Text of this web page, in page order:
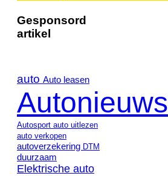
Gesponsord
artikel
auto Auto leasen
Autonieuws
Autosport auto uitlezen
auto verkopen
autoverzekering DTM
duurzaam
Elektrische auto